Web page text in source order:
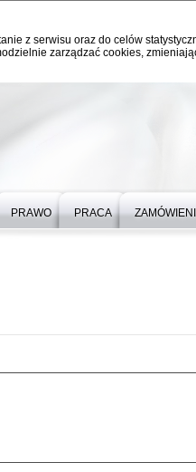
z serwisu oraz do celów
zarządzać cookies,
PRAWO PRACA